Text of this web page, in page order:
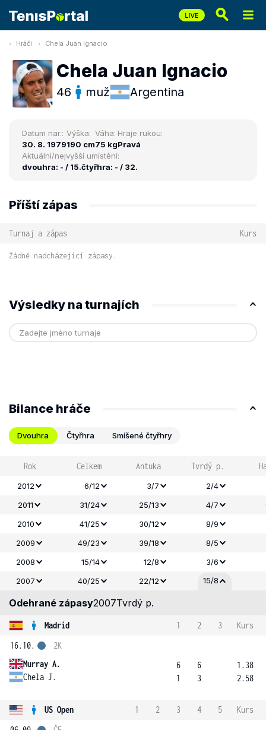
Hráči Chela Juan Ignacio
Chela Juan Ignacio
46 muž Argentina
Datum nar.:
30. 8. 1979
Výška:
190 cm
Váha:
75 kg
Hraje rukou:
Pravá
Aktuální/nejvyšší umístění:
dvouhra: - / 15.čtyřhra: - / 32.
Příští zápas
Turnaj a zápas Kurs
Žádné nadcházející zápasy.
Výsledky na turnajích
Bilance hráče
Dvouhra Čtyřhra Smíšené čtyřhry
Rok Celkem Antuka Tvrdý p.
2012 6/12 3/7
2/4
2011
31/24 25/13 4/7
2010
41/25 30/12 8/9
2009
49/23 39/18
8/5
2008
15/14 12/8
3/6
2007
40/25 22/12 15/8
Odehrané zápasy2007Tvrdý p.
Madrid 1 2 3
Kurs
16.10.
Murray A.
Chela J.
2K
6
1
6
3
1.38
2.58
US Open 1 2 3 4 5
Kurs